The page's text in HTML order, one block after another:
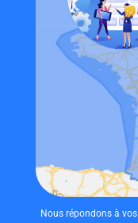
Nous répondons à